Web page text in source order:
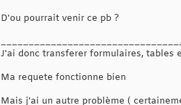
D'ou pourrait venir ce pb ?
J'ai donc transferer formulaires, tables
Ma requete fonctionne bien
Mais j'ai un autre problème (